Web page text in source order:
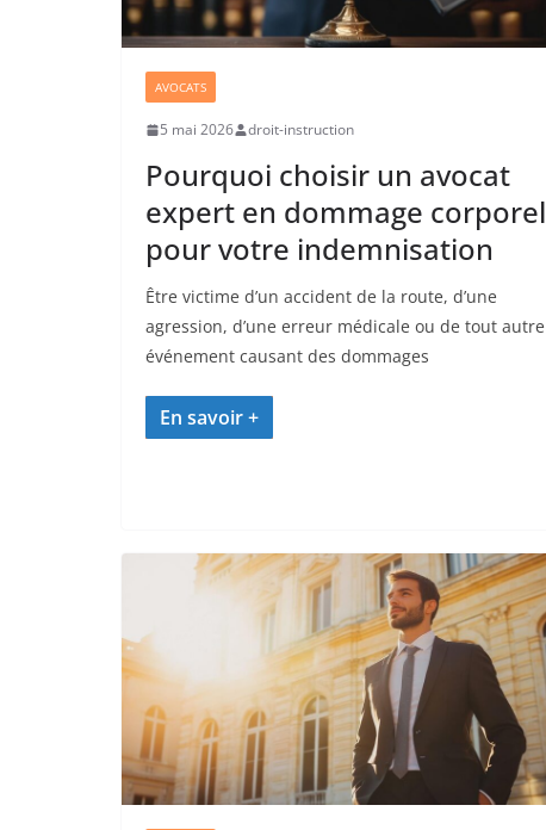
AVOCATS
5 mai 2026 droit-instruction
Pourquoi choisir un avocat
expert en dommage corporel
pour votre indemnisation
Être victime d’un accident de la route, d’une
agression, d’une erreur médicale ou de tout autre
événement causant des dommages